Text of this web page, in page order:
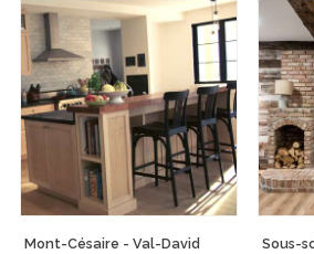
Mont-Césaire - Val-David Sous-